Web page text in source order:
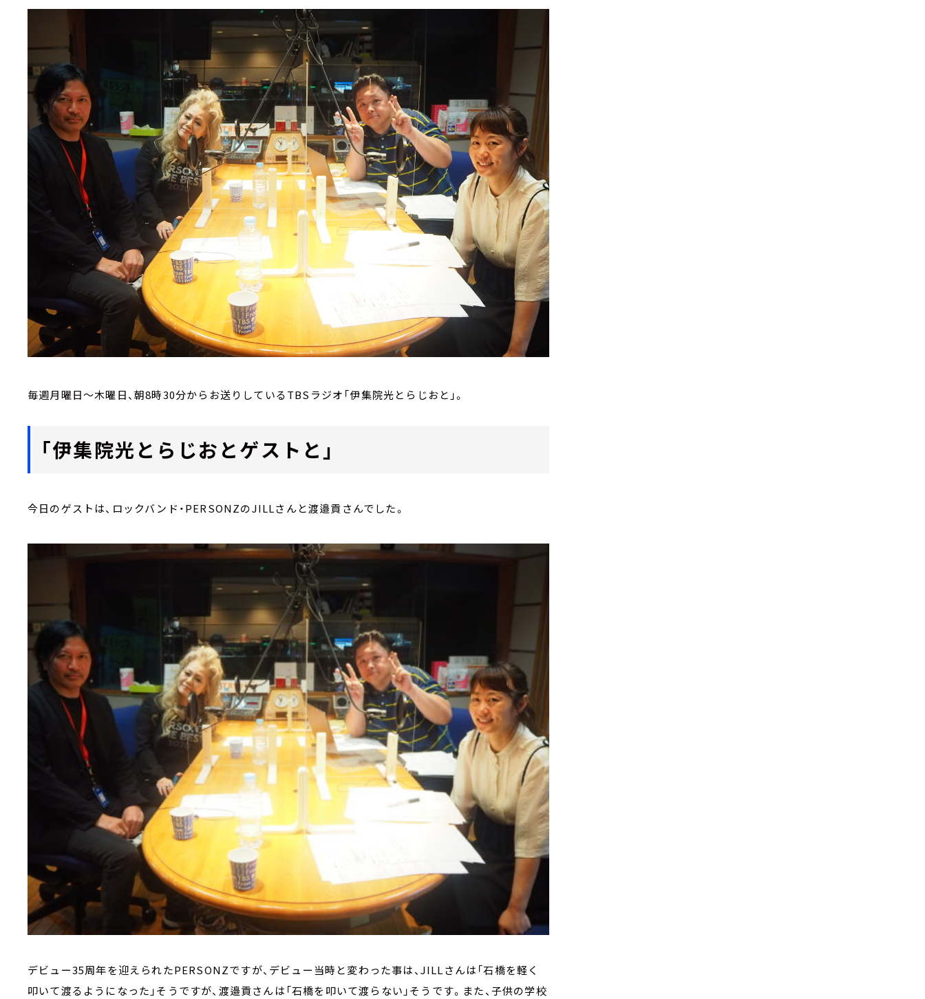
毎週月曜日～木曜日、朝8時30分からお送りしているTBSラジオ「伊集院光とらじおと」。
「伊集院光とらじおとゲストと」
今日のゲストは、ロックバンド・PERSONZのJILLさんと渡邉貢さんでした。
デビュー35周年を迎えられたPERSONZですが、デビュー当時と変わった事は、JILLさんは「石橋を軽く
叩いて渡るようになった」そうですが、渡邉貢さんは「石橋を叩いて渡らない」そうです。また、子供の学校